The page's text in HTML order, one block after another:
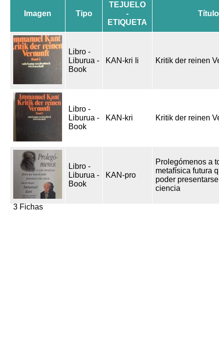
Imagen Tipo
TEJUELO
-
ETIQUETA
Título
Libro -
Liburua -
Book
KAN-kri Ii Kritik der reinen
Libro -
Liburua -
Book
KAN-kri Kritik der reinen
Libro -
Liburua -
Book
KAN-pro
Prolegómenos a
metafísica futura
poder
ciencia
3 Fichas